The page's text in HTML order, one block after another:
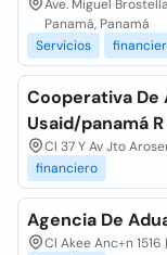
Ave. Miguel
Panamá, Panamá
Servicios
Cooperativa De
Usaid/panamá R
Cl 37 Y Av Jto
financiero
Agencia De
Cl Akee Anc÷n